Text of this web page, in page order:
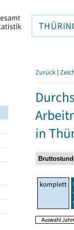
Zurück |
in
komplett